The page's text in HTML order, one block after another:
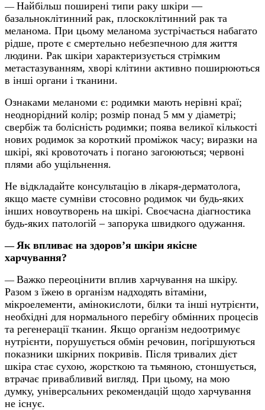
— Найбільш поширені типи раку шкіри —
базальноклітинний рак, плоскоклітинний рак та
меланома. При цьому меланома зустрічається набагато
рідше, проте є смертельно небезпечною для життя
людини. Рак шкіри характеризується стрімким
метастазуванням, хворі клітини активно поширюються
в інші органи і тканини.
Ознаками меланоми є: родимки мають нерівні краї;
неоднорідний колір; розмір понад 5 мм у діаметрі;
свербіж та болісність родимки; поява великої кількості
нових родимок за короткий проміжок часу; виразки на
шкірі, які кровоточать і погано загоюються; червоні
плями або ущільнення.
Не відкладайте консультацію в лікаря-дерматолога,
якщо маєте сумніви стосовно родимок чи будь-яких
інших новоутворень на шкірі. Своєчасна діагностика
будь-яких патологій – запорука швидкого одужання.
— Як впливає на здоров’я шкіри якісне
харчування?
— Важко переоцінити вплив харчування на шкіру.
Разом з їжею в організм надходять вітаміни,
мікроелементи, амінокислоти, білки та інші нутрієнти,
необхідні для нормального перебігу обмінних процесів
та регенерації тканин. Якщо організм недоотримує
нутрієнти, порушується обмін речовин, погіршуються
показники шкірних покривів. Після тривалих дієт
шкіра стає сухою, жорсткою та тьмяною, стоншується,
втрачає привабливий вигляд. При цьому, на мою
думку, універсальних рекомендацій щодо харчування
не існує.